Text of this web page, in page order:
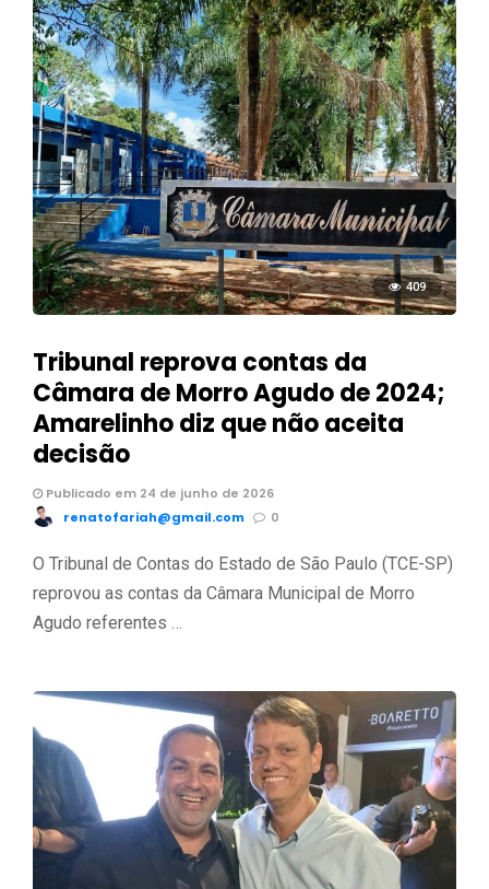
409
Tribunal reprova contas da
Câmara de Morro Agudo de 2024;
Amarelinho diz que não aceita
decisão
Publicado em 24 de junho de 2026
renatofariah@gmail.com
0
O Tribunal de Contas do Estado de São Paulo (TCE-SP)
reprovou as contas da Câmara Municipal de Morro
Agudo referentes …